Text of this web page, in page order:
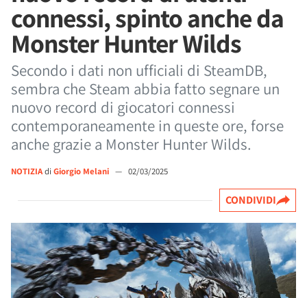
connessi, spinto anche da
Monster Hunter Wilds
Secondo i dati non ufficiali di SteamDB,
sembra che Steam abbia fatto segnare un
nuovo record di giocatori connessi
contemporaneamente in queste ore, forse
anche grazie a Monster Hunter Wilds.
NOTIZIAdi Giorgio Melani — 02/03/2025
CONDIVIDI